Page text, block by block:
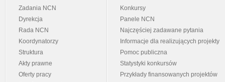
Zadania NCN
Dyrekcja
Rada NCN
Koordynatorzy
Struktura
Akty prawne
Oferty pracy
Konkursy
Panele NCN
Najczęściej zadawane pytania
Informacje dla realizujących projekty
Pomoc publiczna
Statystyki konkursów
Przykłady finansowanych projektów